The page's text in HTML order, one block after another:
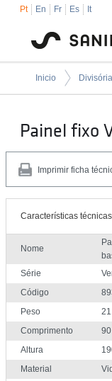
Pt En Fr Es It
Inicio
Painel fixo
Imprimir ficha
Características técnicas
Nome
Série
Código
Peso
Comprimento
90
Altura
Material